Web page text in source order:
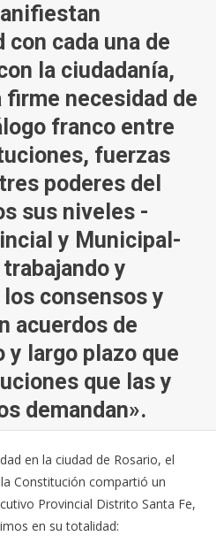
con cada una de
la ciudadanía,
necesidad de
franco entre
fuerzas
poderes del
sus niveles -
y Municipal-
y
consensos y
acuerdos de
y largo plazo que
que las y
demandan».
en la ciudad de Rosario, el
Constitución compartió un
Provincial Distrito Santa Fe,
en su totalidad: